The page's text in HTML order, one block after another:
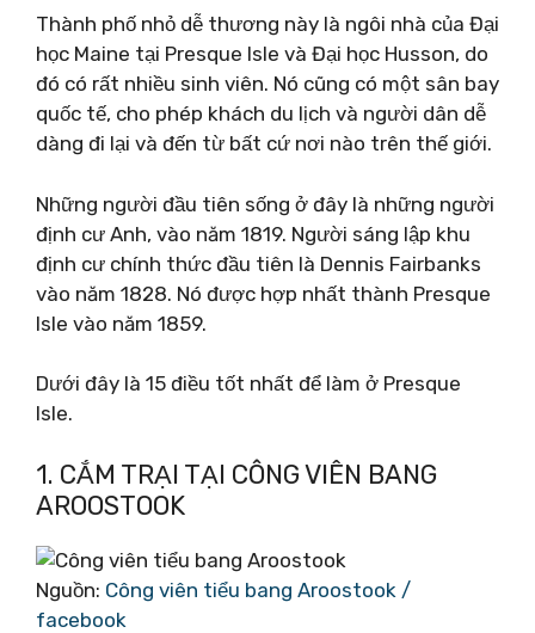
Thành phố nhỏ dễ thương này là ngôi nhà của Đại
học Maine tại Presque Isle và Đại học Husson, do
đó có rất nhiều sinh viên. Nó cũng có một sân bay
quốc tế, cho phép khách du lịch và người dân dễ
dàng đi lại và đến từ bất cứ nơi nào trên thế giới.
Những người đầu tiên sống ở đây là những người
định cư Anh, vào năm 1819. Người sáng lập khu
định cư chính thức đầu tiên là Dennis Fairbanks
vào năm 1828. Nó được hợp nhất thành Presque
Isle vào năm 1859.
Dưới đây là 15 điều tốt nhất để làm ở Presque
Isle.
1. CẮM TRẠI TẠI CÔNG VIÊN BANG
AROOSTOOK
Nguồn: Công viên tiểu bang Aroostook /
facebook